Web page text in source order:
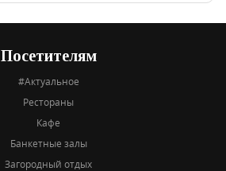
Посетителям
#Актуальное
Рестораны
Кафе
Банкетные залы
Загородный отдых